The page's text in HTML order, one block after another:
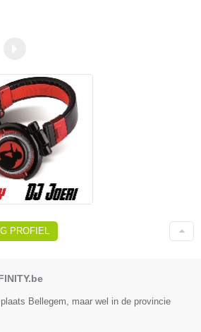
PROFIEL
Bellegem, maar wel in de provincie